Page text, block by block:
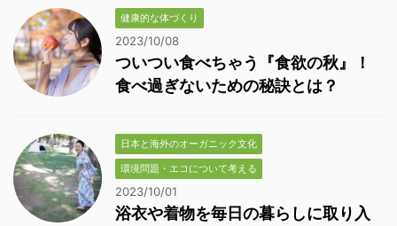
健康的な体づくり
2023/10/08
ついつい食べちゃう『食欲の秋』！
食べ過ぎないための秘訣とは？
日本と海外のオーガニック文化
環境問題・エコについて考える
2023/10/01
浴衣や着物を毎日の暮らしに取り入